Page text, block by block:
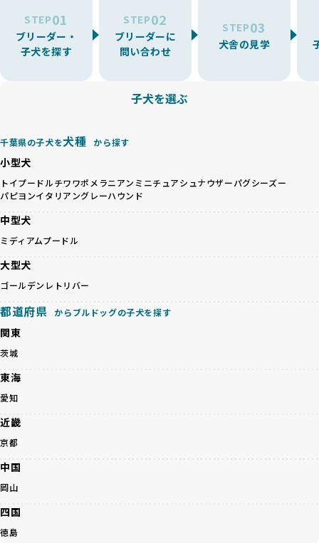
BreederFamiliesでは、アニマルウェルフェアを最優先に考
えた6つの絶対基準と12の総合基準を設定しています。これに
ことを徹底しています。
BreederFamiliesでは、以下の6項目を必須条件とし、これら
基づいた責任あるブリーディングを確保しています。
さらに、健康管理、社会性の育成、遺伝子検査、食事や運動
の質など、ワンちゃんの心身に配慮した飼育環境が整ってい
るかを評価する12項目の総合基準を設けています。これによ
り、より高い基準をクリアしたブリーダーだけを厳選してい
ます。
良ブリーダーのみが登録されています。
BreederFamiliesでは、法令に準拠するだけでなく、ワンち
のみを厳選しています。これにより、ユーザーの皆さんに安
心して選べる選択肢を提供しています。
「BreederFamilesのワンちゃんに優しい18の評価基準」は
こちら
接のヒアリング、現地確認を通じて厳しく評価しています。
このプロセスにより、育成環境や健康管理だけでなく、ブリ
さらに、こうした評価結果は透明性を持って公開されている
ため、どのブリーダーを選んでも安心して子犬をお迎えいた
徹底した透明性こそが、BreederFamiliesの大きな特徴で
す。
BreederFamiliesは、ペット業界が抱える命の大量生産・大
量販売、負担の大きい流通構造、劣悪な飼育環境といった課
たりストレスを抱えたりするリスクが高まります。
「少数の犬種に集中」の詳細はこちら
すが、無計画な交配には健康リスクが伴います。異なる犬種
の特徴を持つことで予測しにくい健康問題が発生する可能性
が高く、診断や治療も複雑化する場合があります。また、ミ
待する理想と現実が大きく異なることも少なくありません。
健康と性格を次世代に引き継ぐために、ミックス犬の繁殖を
避けます。無計画な交配がもたらすリスクを理解し、飼い主
への十分な説明とアフターフォローを確保できる範囲での繁
殖を徹底しているのです。
一方、営利優先ブリーダーは流行や需要に応じて安易にミッ
クス犬を繁殖し、健康管理や飼い主への配慮が不十分なこと
が多く見受けられます。場合によっては、チワワ×ハスキー
等体格の異なるリスクの高い交配を行うこともあります。
「ミックス犬を繁殖しない」の詳細はこちら
ペットショップやペットオークションは、流通過程でワンち
ゃんが長時間の輸送を強いられたり、狭いケージに閉じ込め
られるなど、心身に大きな負担がかかります。このような環
境は、ストレスや感染リスクを増大させるだけでなく、ワン
ちゃんの社会性や基本的なしつけにも悪影響を与える可能性
があります。
優良ブリーダーは、ワンちゃんの健康と幸せを第一に考え、
ペットショップやオークションを介さずに直接飼い主に渡す
ことを大切にしています。また、彼らはお迎え先を自身で確
認し、ワンちゃんが安心して暮らせる環境を整えるために直
接の引き渡しを基本とします。
ットショップやオークションを活用し、子犬の心身への影響
を軽視しがちです。
「ペットショップ等を使わない」の詳細はこちら
STEP01
ブリーダー・
子犬を探す
STEP02
ブリーダーに
問い合わせ
STEP03
犬舎の見学
子犬を選ぶ
千葉県の子犬を犬種 から探す
小型犬
トイプードルチワワポメラニアン ミニチュアシュナウザーパグシーズー
パピヨンイタリアングレーハウンド
中型犬
ミディアムプードル
大型犬
ゴールデンレトリバー
都道府県 からブルドッグの子犬を探す
関東
茨城
東海
愛知
近畿
京都
中国
岡山
四国
徳島